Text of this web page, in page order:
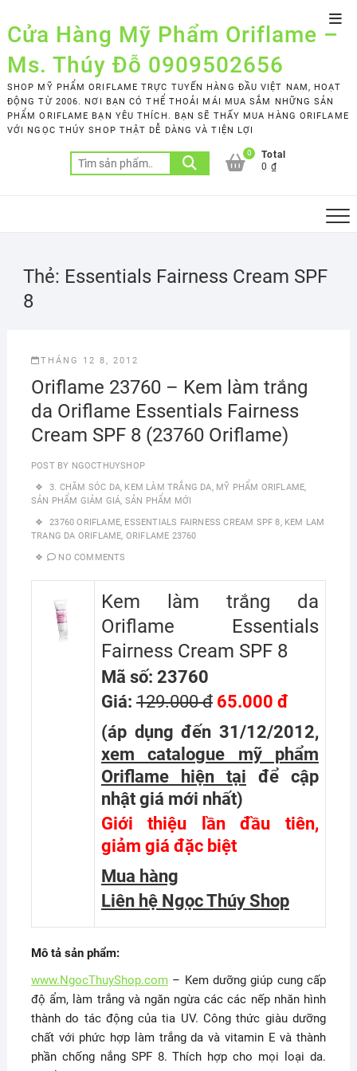
to
content
Cửa Hàng Mỹ Phẩm Oriflame –
Ms. Thúy Đỗ 0909502656
SHOP MỸ PHẨM ORIFLAME TRỰC TUYẾN HÀNG ĐẦU VIỆT NAM, HOẠT
ĐỘNG TỪ 2006. NƠI BẠN CÓ THỂ THOẢI MÁI MUA SẮM NHỮNG SẢN
PHẨM ORIFLAME BẠN YÊU THÍCH. BẠN SẼ THẤY MUA HÀNG ORIFLAME
VỚI NGỌC THÚY SHOP THẬT DỄ DÀNG VÀ TIỆN LỢI
Tìm
kiếm:
0
Total
0 ₫
Thẻ: Essentials Fairness Cream SPF
8
THÁNG 12 8, 2012
Oriflame 23760 – Kem làm trắng
da Oriflame Essentials Fairness
Cream SPF 8 (23760 Oriflame)
POST BY NGOCTHUYSHOP
3. CHĂM SÓC DA, KEM LÀM TRẮNG DA, MỸ PHẨM ORIFLAME,
SẢN PHẨM GIẢM GIÁ, SẢN PHẨM MỚI
23760 ORIFLAME, ESSENTIALS FAIRNESS CREAM SPF 8, KEM LAM
TRANG DA ORIFLAME, ORIFLAME 23760
NO COMMENTS
Kem làm trắng da
Oriflame Essentials
Fairness Cream SPF 8
Mã số: 23760
Giá: 129.000 đ65.000 đ
(áp dụng đến 31/12/2012,
xem catalogue mỹ phẩm
Oriflame hiện tại
để cập
nhật giá mới nhất)
Giới thiệu lần đầu tiên,
giảm giá đặc biệt
Mua hàng
Liên hệ Ngọc Thúy Shop
Mô tả sản phẩm:
www.NgocThuyShop.com– Kem dưỡng giúp cung cấp
độ ẩm, làm trắng và ngăn ngừa các các nếp nhăn hình
thành do tác động của tia UV. Công thức giàu dưỡng
chất với phức hợp làm trắng da và vitamin E và thành
phần chống nắng SPF 8. Thích hợp cho mọi loại da.